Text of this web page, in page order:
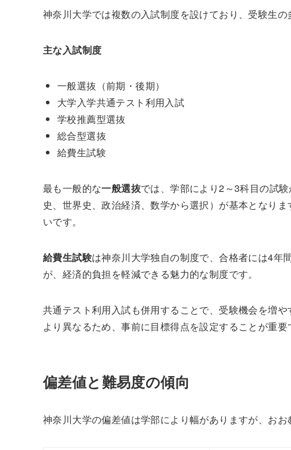
神奈川大学では複数の入試制度を設けており、受験生の
主な入試制度
一般選抜（前期・後期）
大学入学共通テスト利用入試
学校推薦型選抜
総合型選抜
給費生試験
最も一般的な一般選抜では、学部により2～3科目の試
史、世界史、政治経済、数学から選択）が基本となり
いです。
給費生試験は神奈川大学独自の制度で、合格者には4年
が、経済的負担を軽減できる魅力的な制度です。
共通テスト利用入試も併用することで、受験機会を増
より異なるため、事前に目標得点を設定することが重要
偏差値と難易度の傾向
神奈川大学の偏差値は学部により幅がありますが、おお